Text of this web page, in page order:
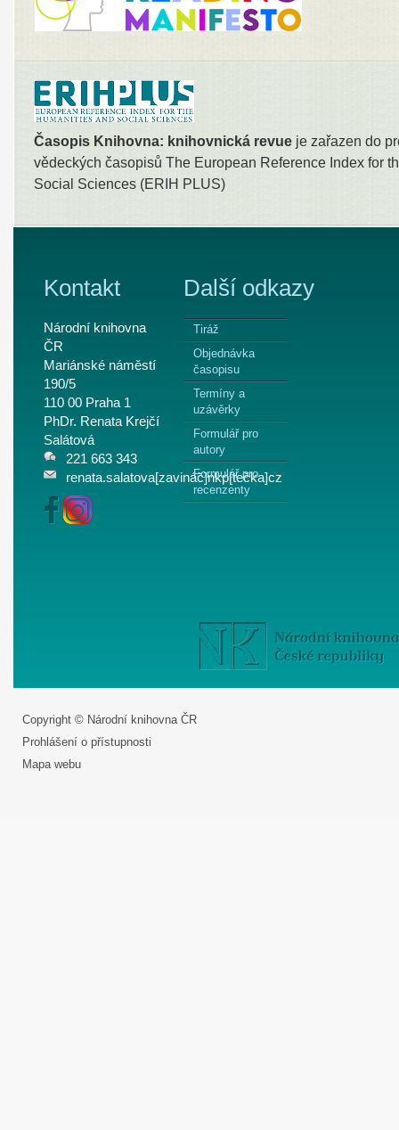
Časopis Knihovna: knihovnická revue je zařazen do
vědeckých časopisů The European Reference Index for
Social Sciences (ERIH PLUS)
Kontakt
Národní knihovna
ČR
Mariánské náměstí
190/5
110 00 Praha 1
PhDr. Renata Krejčí
Salátová
221 663 343
renata.salatova[zavináč]nkp[tečka]cz
Další odkazy
Tiráž
Objednávka
časopisu
Termíny a
uzávěrky
Formulář pro
autory
Formulář pro
recenzenty
Copyright © Národní knihovna ČR
Prohlášení o přístupnosti
Mapa webu